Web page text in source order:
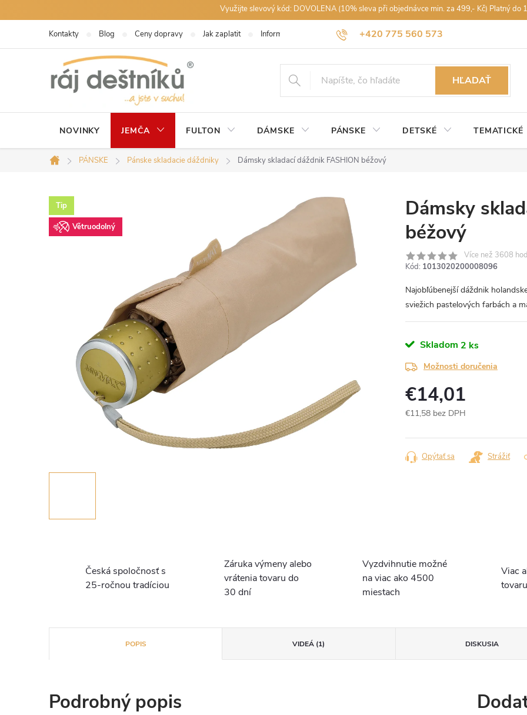
na
Využijte slevový kód: DOVOLENA (10% sleva při objednávce min. za 499,- Kč) Platný do
+420 775 560 573
petra@rajdestniku.cz
Kontakty Blog Ceny dopravy Jak zaplatit Informace k nákupu Obchodné podmienky
HĽADAŤ
NOVINKY JEMČA FULTON DÁMSKE PÁNSKE DETSKÉ TEMATICKÉ
Domov
PÁNSKE Pánske skladacie dáždniky Dámsky skladací dáždnik FASHION béžový
Tip
Větruodolný
Dámsky
béžový
Kód: 1013020200008096
Najobľúbenejší dáždnik
sviežich pastelových farbách a
Skladom 2 ks
Možnosti doručenia
€14,01
€11,58 bez DPH
cena:
Opýtať sa Strážiť
Česká spoločnosť s
25-ročnou tradíciou
Záruka výmeny alebo
vrátenia tovaru do
30 dní
Vyzdvihnutie možné
na viac ako 4500
miestach
Viac
POPIS VIDEÁ (1) DISKUSIA
Podrobný popis